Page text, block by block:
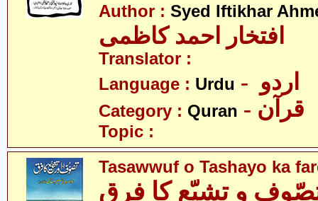
Author : Syed Iftikhar
افتخار احمد کاظمی
Translator :
Language : Urdu
Category : Quran - قرآن
Topic :
Tasawwuf o Tashayo ka
و تشیّع کا فرق